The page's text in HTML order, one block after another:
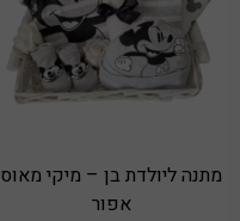
מתנה ליולדת בן – מיקי מאוס
אפור